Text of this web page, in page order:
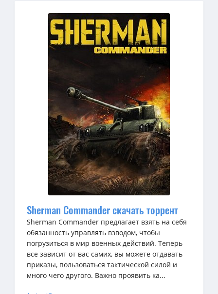
Sherman Commander скачать торрент
Sherman Commander предлагает взять на себя
обязанность управлять взводом, чтобы
погрузиться в мир военных действий. Теперь
все зависит от вас самих, вы можете отдавать
приказы, пользоваться тактической силой и
много чего другого. Важно проявить ка...